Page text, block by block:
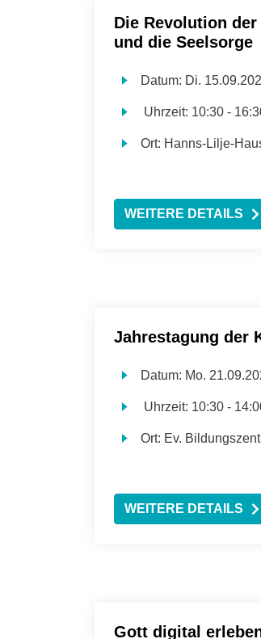
Die Revolution
und die Seelsorge
Datum: Di.
Uhrzeit: 10:30 -
Ort: Hanns-Lilje-
WEITERE DETAILS
Jahrestagung der
Datum: Mo.
Uhrzeit: 10:30 -
Ort: Ev.
WEITERE DETAILS
Gott digital